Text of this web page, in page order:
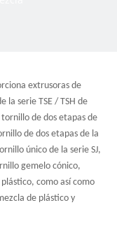
extrusoras de
la serie TSE / TSH de
de dos etapas de
de dos etapas de la
único de la serie SJ,
gemelo cónico,
como así como
de plástico y